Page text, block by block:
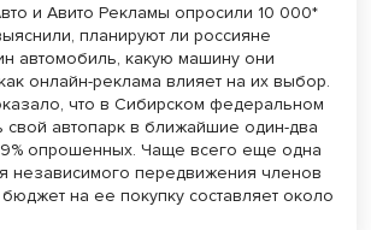
и Авито Рекламы опросили 10 000*
планируют ли россияне
автомобиль, какую машину они
онлайн-реклама влияет на их выбор.
что в Сибирском федеральном
свой автопарк в ближайшие один-два
опрошенных. Чаще всего еще одна
независимого передвижения членов
на ее покупку составляет около